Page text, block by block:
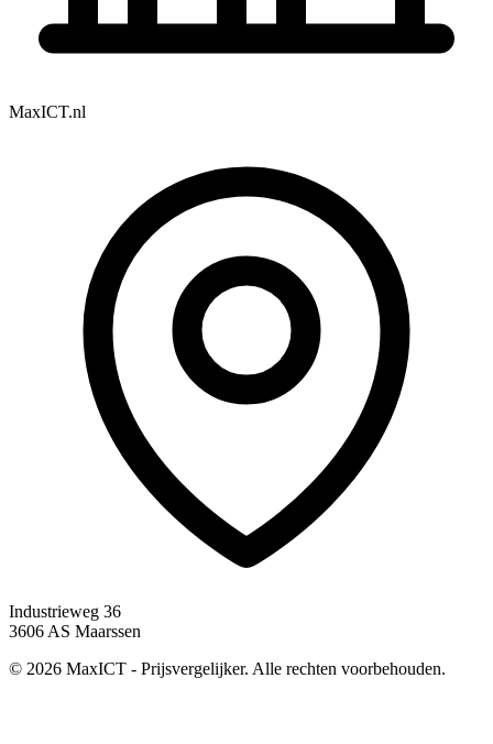
MaxICT.nl
Industrieweg 36
3606 AS Maarssen
© 2026 MaxICT - Prijsvergelijker. Alle rechten voorbehouden.